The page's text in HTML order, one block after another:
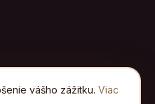
vášho zážitku. Viac